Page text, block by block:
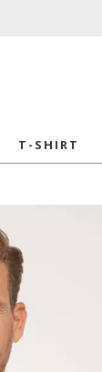
T-SHIRT